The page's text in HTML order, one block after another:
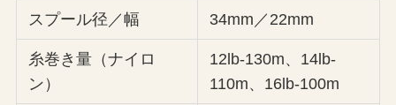
スプール径／幅 34mm／22mm
糸巻き量（ナイロ
ン）
12lb-130m、14lb-
110m、16lb-100m